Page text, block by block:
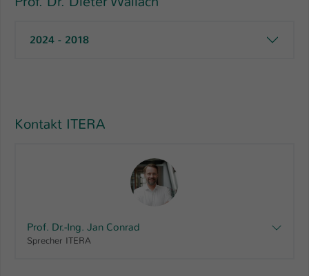
2024 - 2018
Kontakt ITERA
Prof. Dr.-Ing. Jan Conrad
Sprecher ITERA